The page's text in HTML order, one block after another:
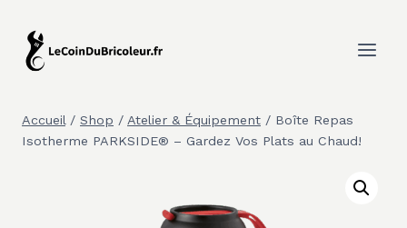
contenu
Accueil / Shop / Atelier & Équipement / Boîte Repas
Isotherme PARKSIDE® – Gardez Vos Plats au Chaud!